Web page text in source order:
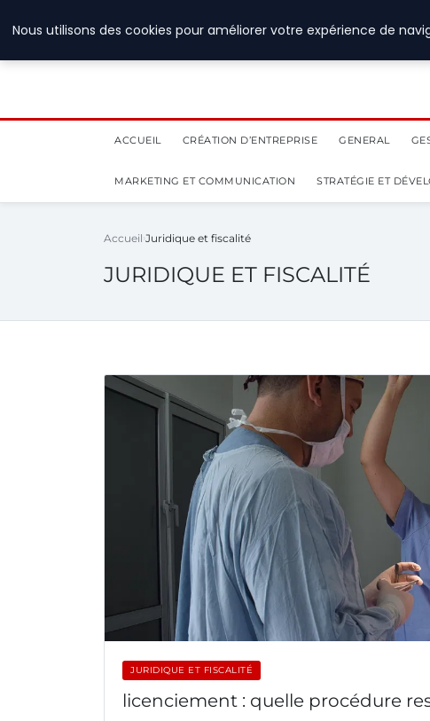
ACCUEIL CRÉATION D’ENTREPRISE GENERAL
MARKETING ET COMMUNICATION STRATÉGIE ET
Accueil Juridique et fiscalité
JURIDIQUE ET FISCALITÉ
JURIDIQUE ET FISCALITÉ
licenciement : quelle procédure
Nous utilisons des cookies pour améliorer votre expérience de